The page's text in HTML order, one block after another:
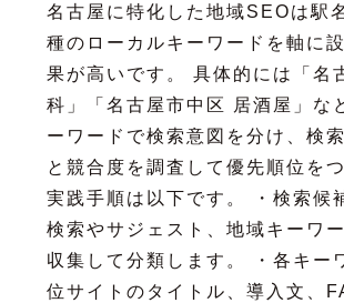
名古屋に特化した地域SEOは駅
種のローカルキーワードを軸に
果が高いです。 具体的には「名
科」「名古屋市中区 居酒屋」な
ーワードで検索意図を分け、検
と競合度を調査して優先順位をつ
実践手順は以下です。 ・検索候
検索やサジェスト、地域キーワ
収集して分類します。 ・各キー
位サイトのタイトル、導入文、